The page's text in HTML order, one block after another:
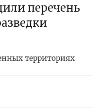
перечень
территориях